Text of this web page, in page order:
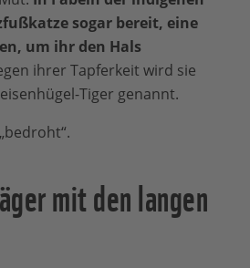
sogar bereit, eine
um ihr den Hals
ihrer Tapferkeit wird sie
Tiger genannt.
mit den langen